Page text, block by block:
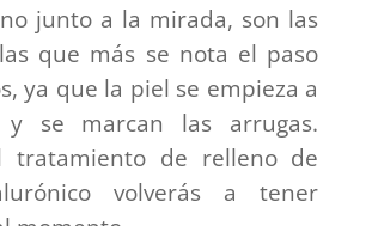
junto a la mirada, son las
que más se nota el paso
ya que la piel se empieza a
y se marcan las arrugas.
tratamiento de relleno de
volverás a tener